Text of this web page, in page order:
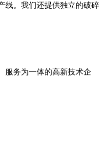
线。我们还提供独立的破碎
服务为一体的高新技术企